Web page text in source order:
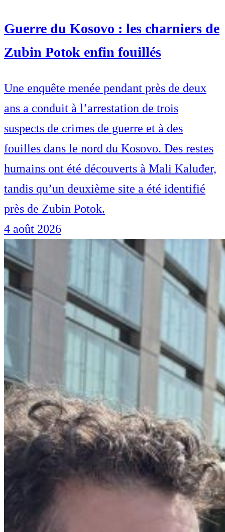
Guerre du Kosovo : les charniers de
Zubin Potok enfin fouillés
Une enquête menée pendant près de deux
ans a conduit à l’arrestation de trois
suspects de crimes de guerre et à des
fouilles dans le nord du Kosovo. Des restes
humains ont été découverts à Mali Kaluđer,
tandis qu’un deuxième site a été identifié
près de Zubin Potok.
4 août 2026